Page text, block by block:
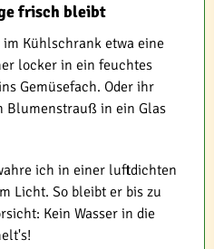
frisch bleibt
Kühlschrank etwa eine
locker in ein feuchtes
Gemüsefach. Oder ihr
in ein Glas
ich in einer luftdichten
Licht. So bleibt er bis zu
Kein Wasser in die